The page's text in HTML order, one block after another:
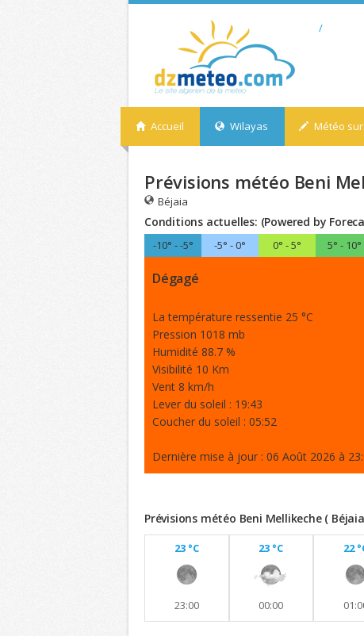
/
Accueil Wilayas Météo
Prévisions météo Beni
Béjaia
Conditions actuelles: (Powered by
-10° - -5° -5° - 0° 0° - 5° 5° - 10°
Dégagé
La température ressentie 25 °C
Pression 1018 mb
Humidité 88.7 %
Visibilité 10 Km
Vent 8 km/h
Lever du soleil : 19:43
Coucher du soleil : 05:52
Dernière mise à jour : 06 Août 2026 à
Prévisions météo Beni Mellikeche (
23 °C
23:00
23 °C
00:00
22